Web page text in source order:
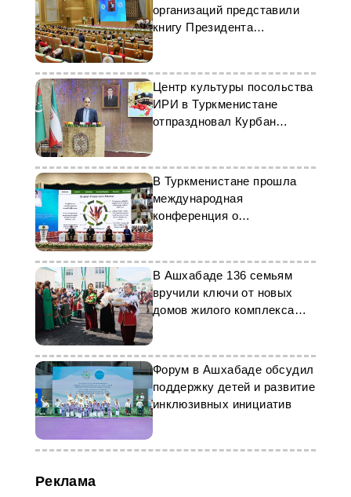
организаций представили
книгу Президента
Туркменистана
Центр культуры посольства
ИРИ в Туркменистане
отпраздновал Курбан
В Туркменистане прошла
международная
конференция о
биотехнологиях в
агросекторе
В Ашхабаде 136 семьям
вручили ключи от новых
домов жилого комплекса
Чоганлы
Форум в Ашхабаде обсудил
поддержку детей и развитие
инклюзивных инициатив
Реклама